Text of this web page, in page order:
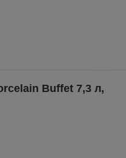
Buffet 7,3 л,